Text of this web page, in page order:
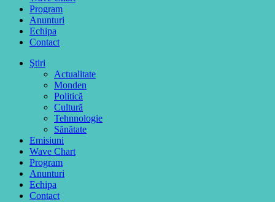
Program
Anunturi
Echipa
Contact
Ştiri
Actualitate
Monden
Politică
Cultură
Tehnnologie
Sănătate
Emisiuni
Wave Chart
Program
Anunturi
Echipa
Contact